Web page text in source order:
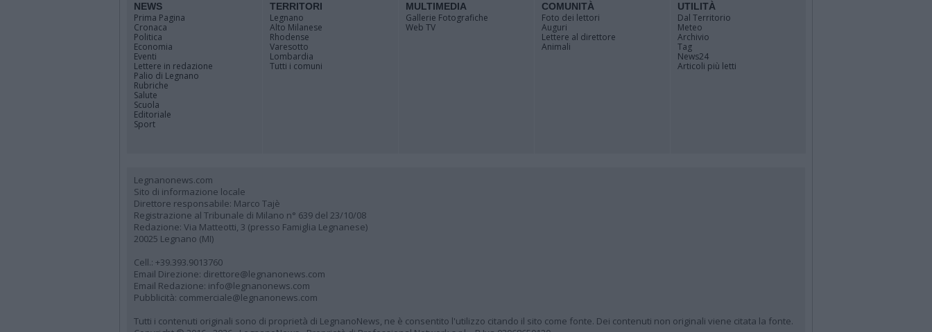
NEWS
Prima Pagina
Cronaca
Politica
Economia
Eventi
Lettere in redazione
Palio di Legnano
Rubriche
Salute
Scuola
Editoriale
Sport
TERRITORI
Legnano
Alto Milanese
Rhodense
Varesotto
Lombardia
Tutti i comuni
MULTIMEDIA
Gallerie Fotografiche
Web TV
COMUNITÀ
Foto dei lettori
Auguri
Lettere al direttore
Animali
UTILITÀ
Dal Territorio
Meteo
Archivio
Tag
News24
Articoli più letti
Legnanonews.com
Sito di informazione locale
Direttore responsabile: Marco Tajè
Registrazione al Tribunale di Milano n° 639 del 23/10/08
Redazione: Via Matteotti, 3 (presso Famiglia Legnanese)
20025 Legnano (MI)
Cell.: +39.393.9013760
Email Direzione: direttore@legnanonews.com
Email Redazione: info@legnanonews.com
Pubblicità: commerciale@legnanonews.com
Tutti i contenuti originali sono di proprietà di LegnanoNews, ne è consentito l'utilizzo citando il sito come fonte. Dei contenuti non originali viene citata la fonte.